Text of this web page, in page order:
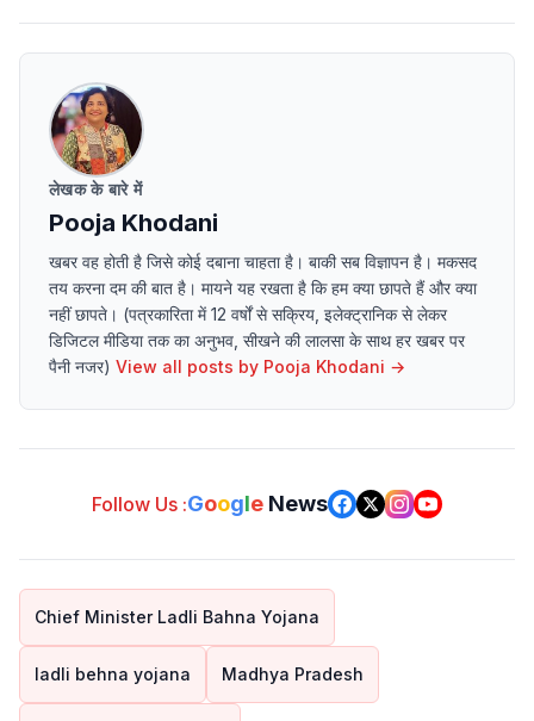
लेखक के बारे में
Pooja Khodani
खबर वह होती है जिसे कोई दबाना चाहता है। बाकी सब विज्ञापन है। मकसद
तय करना दम की बात है। मायने यह रखता है कि हम क्या छापते हैं और क्या
नहीं छापते। (पत्रकारिता में 12 वर्षों से सक्रिय, इलेक्ट्रानिक से लेकर
डिजिटल मीडिया तक का अनुभव, सीखने की लालसा के साथ हर खबर पर
पैनी नजर) View all posts by Pooja Khodani →
Follow Us :Google News
Chief Minister Ladli Bahna Yojana
ladli behna yojana Madhya Pradesh